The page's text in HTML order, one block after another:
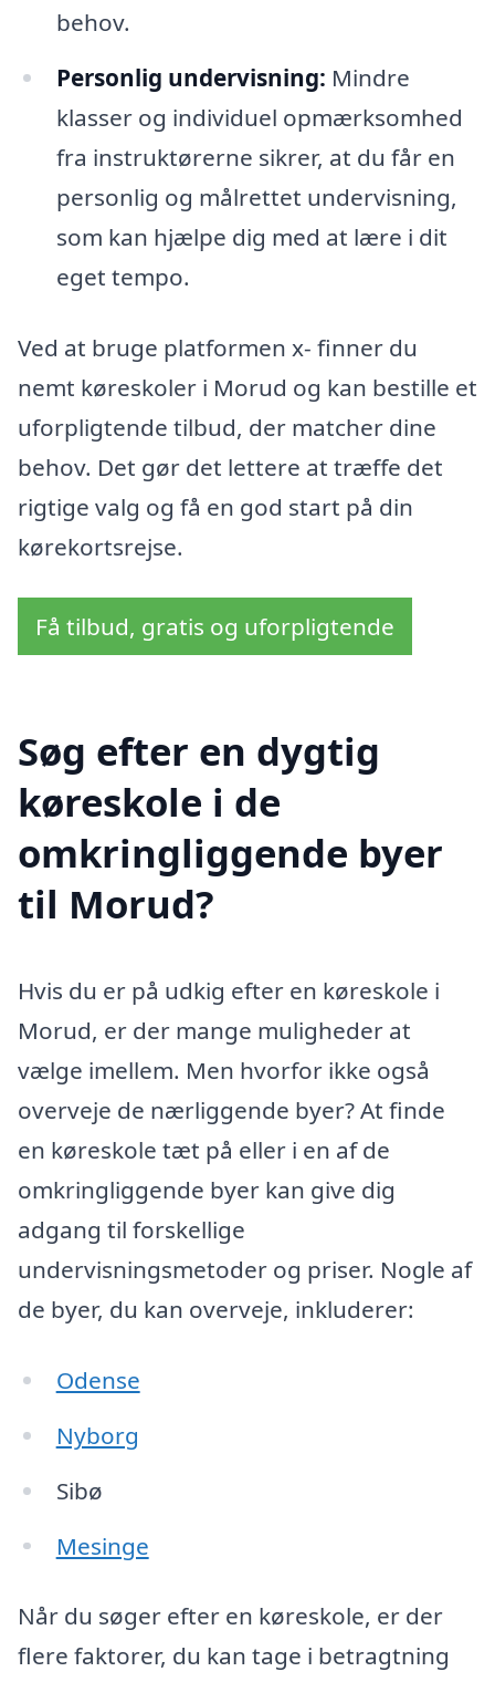
behov.
Personlig undervisning: Mindre
klasser og individuel opmærksomhed
fra instruktørerne sikrer, at du får en
personlig og målrettet undervisning,
som kan hjælpe dig med at lære i dit
eget tempo.
Ved at bruge platformen x- finner du
nemt køreskoler i Morud og kan bestille et
uforpligtende tilbud, der matcher dine
behov. Det gør det lettere at træffe det
rigtige valg og få en god start på din
kørekortsrejse.
Få tilbud, gratis og uforpligtende
Søg efter en dygtig
køreskole i de
omkringliggende byer
til Morud?
Hvis du er på udkig efter en køreskole i
Morud, er der mange muligheder at
vælge imellem. Men hvorfor ikke også
overveje de nærliggende byer? At finde
en køreskole tæt på eller i en af de
omkringliggende byer kan give dig
adgang til forskellige
undervisningsmetoder og priser. Nogle af
de byer, du kan overveje, inkluderer:
Odense
Nyborg
Sibø
Mesinge
Når du søger efter en køreskole, er der
flere faktorer, du kan tage i betragtning